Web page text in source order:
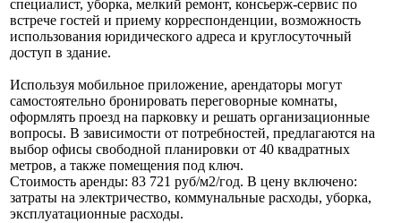
специалист, уборка, мелкий ремонт, консьерж-сервис по
встрече гостей и приему корреспонденции, возможность
использования юридического адреса и круглосуточный
доступ в здание.
Используя мобильное приложение, арендаторы могут
самостоятельно бронировать переговорные комнаты,
оформлять проезд на парковку и решать организационные
вопросы. В зависимости от потребностей, предлагаются на
выбор офисы свободной планировки от 40 квадратных
метров, а также помещения под ключ.
Стоимость аренды: 83 721 руб/м2/год. В цену включено:
затраты на электричество, коммунальные расходы, уборка,
эксплуатационные расходы.